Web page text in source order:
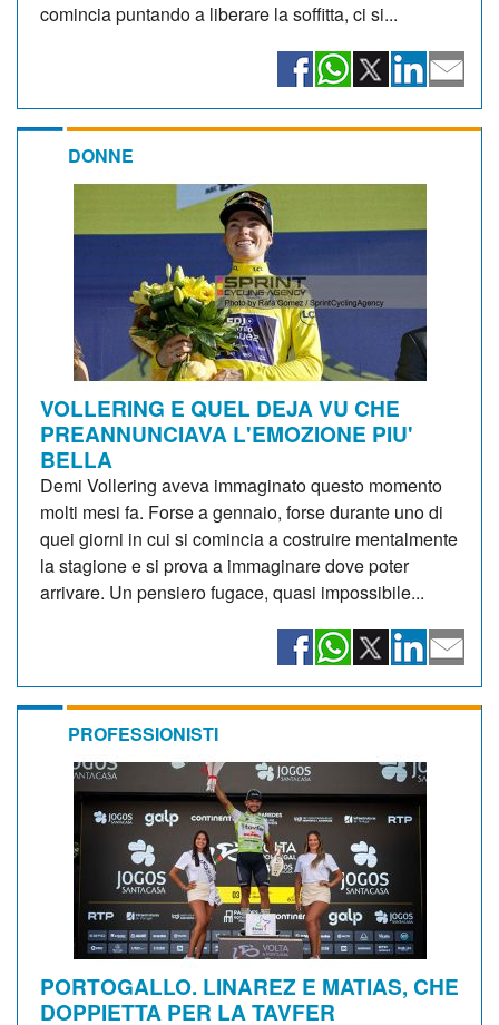
comincia puntando a liberare la soffitta, ci si...
DONNE
VOLLERING E QUEL DEJA VU CHE
PREANNUNCIAVA L'EMOZIONE PIU'
BELLA
Demi Vollering aveva immaginato questo momento
molti mesi fa. Forse a gennaio, forse durante uno di
quei giorni in cui si comincia a costruire mentalmente
la stagione e si prova a immaginare dove poter
arrivare. Un pensiero fugace, quasi impossibile...
PROFESSIONISTI
PORTOGALLO. LINAREZ E MATIAS, CHE
DOPPIETTA PER LA TAVFER